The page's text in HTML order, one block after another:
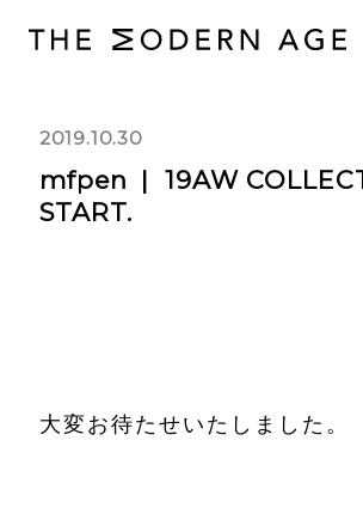
2019.10.30
mfpen
19AW
START.
大変お待たせいたしました。